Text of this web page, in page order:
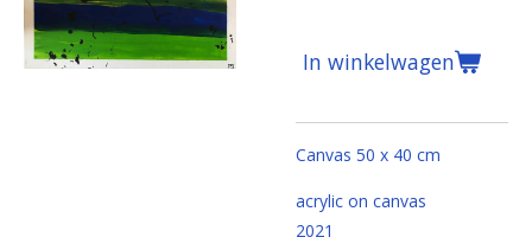
In winkelwagen
Canvas 50 x 40 cm
acrylic on canvas
2021